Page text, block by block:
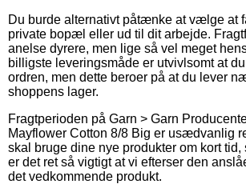
Du burde alternativt påtænke at vælge at
private bopæl eller ud til dit arbejde.
anelse dyrere, men lige så vel meget
billigste leveringsmåde er utvivlsomt at
ordren, men dette beroer på at du lever
shoppens lager.
Fragtperioden på Garn > Garn
Mayflower Cotton 8/8 Big er usædvanlig
skal bruge dine nye produkter om kort tid,
er det ret så vigtigt at vi efterser den
det vedkommende produkt.